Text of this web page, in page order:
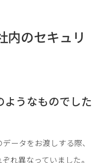
内のセキュリ
うなものでした
ータをお渡しする際、
れ異なっていました。